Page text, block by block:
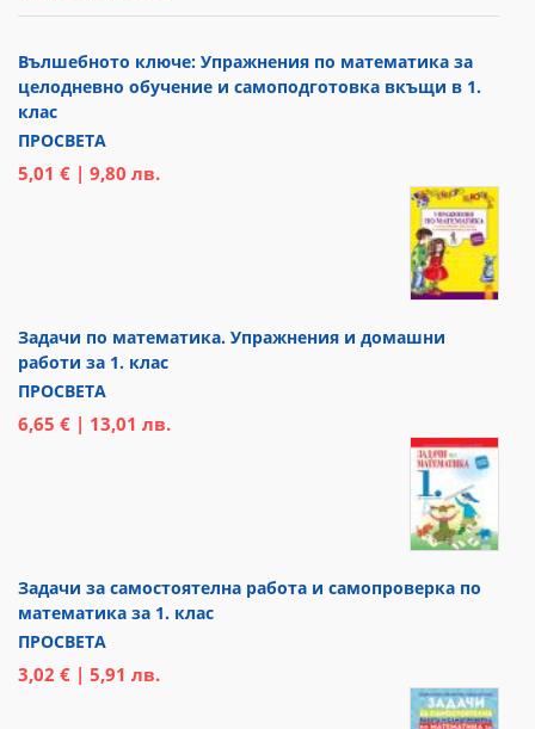
Вълшебното ключе: Упражнения по математика за
целодневно обучение и самоподготовка вкъщи в 1.
клас
ПРОСВЕТА
5,01 € | 9,80 лв.
Задачи по математика. Упражнения и домашни
работи за 1. клас
ПРОСВЕТА
6,65 € | 13,01 лв.
Задачи за самостоятелна работа и самопроверка по
математика за 1. клас
ПРОСВЕТА
3,02 € | 5,91 лв.